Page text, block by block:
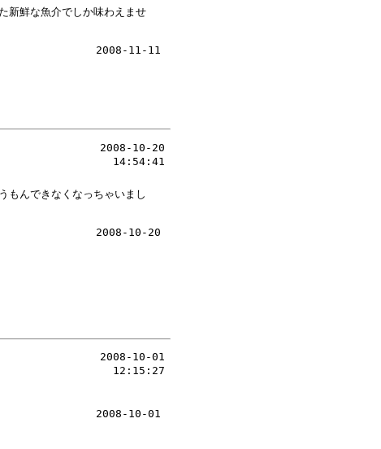
新鮮な魚介でしか味わえませ
2008-11-11
2008-10-20
14:54:41
もんできなくなっちゃいまし
2008-10-20
2008-10-01
12:15:27
2008-10-01